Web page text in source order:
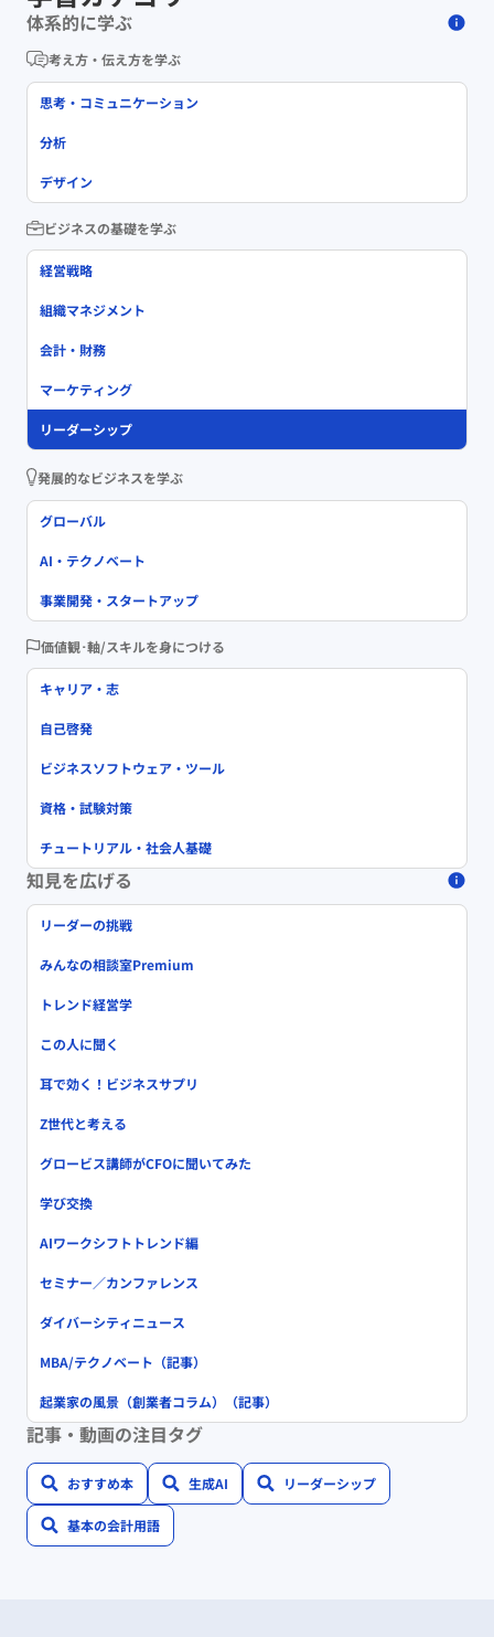
体系的に学ぶ
考え方・伝え方を学ぶ
思考・コミュニケーション
分析
デザイン
ビジネスの基礎を学ぶ
経営戦略
組織マネジメント
会計・財務
マーケティング
リーダーシップ
発展的なビジネスを学ぶ
グローバル
AI・テクノベート
事業開発・スタートアップ
価値観･軸/スキルを身につける
キャリア・志
自己啓発
ビジネスソフトウェア・ツール
資格・試験対策
チュートリアル・社会人基礎
知見を広げる
リーダーの挑戦
みんなの相談室Premium
トレンド経営学
この人に聞く
耳で効く！ビジネスサプリ
Z世代と考える
グロービス講師がCFOに聞いてみた
学び交換
AIワークシフトトレンド編
セミナー／カンファレンス
ダイバーシティニュース
MBA/テクノベート（記事）
起業家の風景（創業者コラム）（記事）
記事・動画の注目タグ
おすすめ本 生成AI リーダーシップ
基本の会計用語